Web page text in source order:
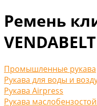
Ремень
VENDABELT
Промышленные рукава
Рукава для воды и
Рукава Airpress
Рукава